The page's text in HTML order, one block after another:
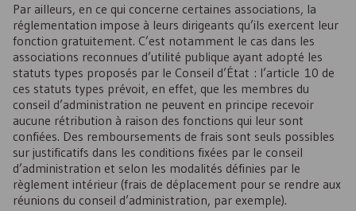
Par ailleurs, en ce qui concerne certaines associations, la
réglementation impose à leurs dirigeants qu’ils exercent leur
fonction gratuitement. C’est notamment le cas dans les
associations reconnues d’utilité publique ayant adopté les
statuts types proposés par le Conseil d’État : l’article 10 de
ces statuts types prévoit, en effet, que les membres du
conseil d’administration ne peuvent en principe recevoir
aucune rétribution à raison des fonctions qui leur sont
confiées. Des remboursements de frais sont seuls possibles
sur justificatifs dans les conditions fixées par le conseil
d’administration et selon les modalités définies par le
règlement intérieur (frais de déplacement pour se rendre aux
réunions du conseil d’administration, par exemple).